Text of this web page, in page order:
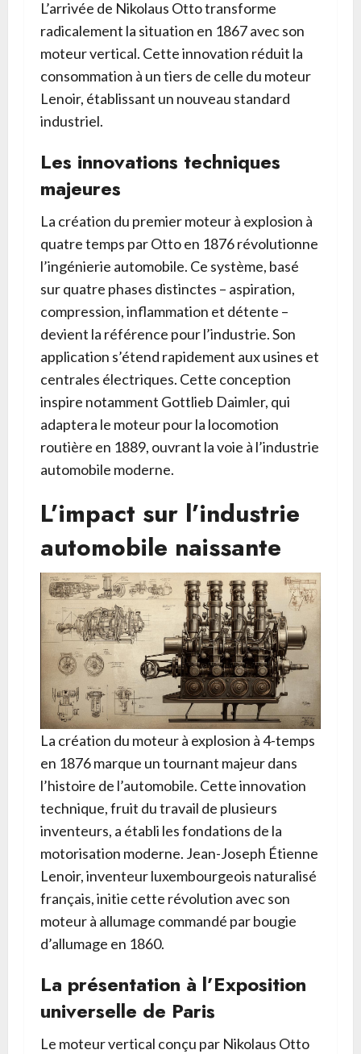
L’arrivée de Nikolaus Otto transforme
radicalement la situation en 1867 avec son
moteur vertical. Cette innovation réduit la
consommation à un tiers de celle du moteur
Lenoir, établissant un nouveau standard
industriel.
Les innovations techniques
majeures
La création du premier moteur à explosion à
quatre temps par Otto en 1876 révolutionne
l’ingénierie automobile. Ce système, basé
sur quatre phases distinctes – aspiration,
compression, inflammation et détente –
devient la référence pour l’industrie. Son
application s’étend rapidement aux usines et
centrales électriques. Cette conception
inspire notamment Gottlieb Daimler, qui
adaptera le moteur pour la locomotion
routière en 1889, ouvrant la voie à l’industrie
automobile moderne.
L’impact sur l’industrie
automobile naissante
La création du moteur à explosion à 4-temps
en 1876 marque un tournant majeur dans
l’histoire de l’automobile. Cette innovation
technique, fruit du travail de plusieurs
inventeurs, a établi les fondations de la
motorisation moderne. Jean-Joseph Étienne
Lenoir, inventeur luxembourgeois naturalisé
français, initie cette révolution avec son
moteur à allumage commandé par bougie
d’allumage en 1860.
La présentation à l’Exposition
universelle de Paris
Le moteur vertical conçu par Nikolaus Otto